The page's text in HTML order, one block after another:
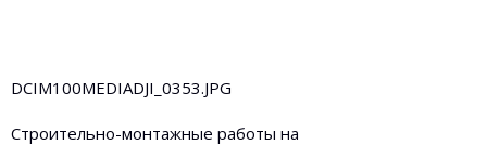
DCIM100MEDIADJI_0353.JPG
Строительно-монтажные работы на